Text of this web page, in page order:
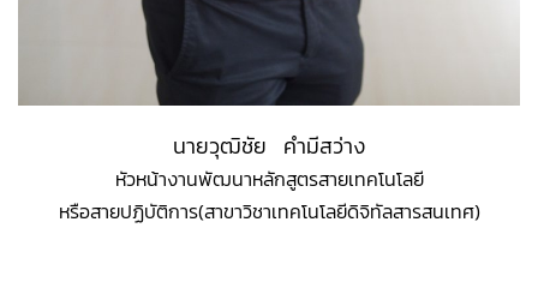
นายวุฒิชัย คำมีสว่าง
หัวหน้างานพัฒนาหลักสูตรสายเทคโนโลยี
หรือสายปฏิบัติการ(สาขาวิชาเทคโนโลยีดิจิทัลสารสนเทศ)